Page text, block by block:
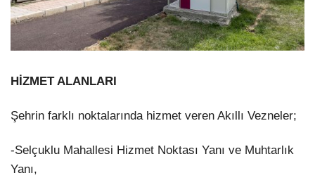
HİZMET ALANLARI
Şehrin farklı noktalarında hizmet veren Akıllı Vezneler;
-Selçuklu Mahallesi Hizmet Noktası Yanı ve Muhtarlık
Yanı,